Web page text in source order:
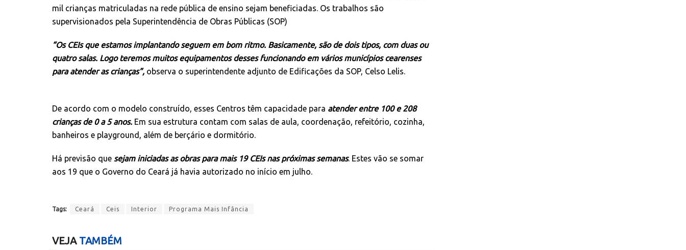
mil crianças matriculadas na rede pública de ensino sejam beneficiadas. Os trabalhos são
supervisionados pela Superintendência de Obras Públicas (SOP)
“Os CEIs que estamos implantando seguem em bom ritmo. Basicamente, são de dois tipos, com duas ou
quatro salas. Logo teremos muitos equipamentos desses funcionando em vários municípios cearenses
para atender as crianças”, observa o superintendente adjunto de Edificações da SOP, Celso Lelis.
De acordo com o modelo construído, esses Centros têm capacidade para atender entre 100 e 208
crianças de 0 a 5 anos. Em sua estrutura contam com salas de aula, coordenação, refeitório, cozinha,
banheiros e playground, além de berçário e dormitório.
Há previsão que sejam iniciadas as obras para mais 19 CEIs nas próximas semanas. Estes vão se somar
aos 19 que o Governo do Ceará já havia autorizado no início em julho.
Tags: Ceará Ceis Interior Programa Mais Infância
VEJATAMBÉM